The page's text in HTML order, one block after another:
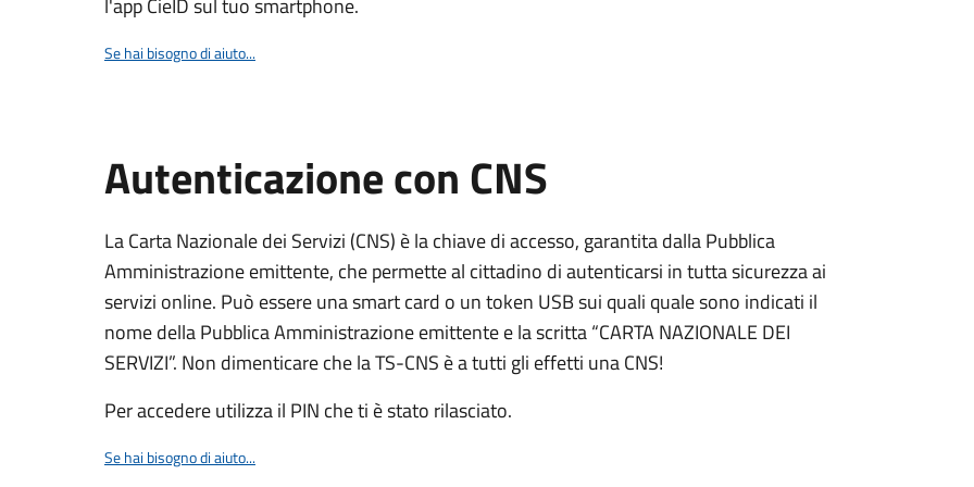
l'app CieID sul tuo smartphone.
Se hai bisogno di aiuto...
Autenticazione con CNS
La Carta Nazionale dei Servizi (CNS) è la chiave di accesso, garantita dalla Pubblica
Amministrazione emittente, che permette al cittadino di autenticarsi in tutta sicurezza ai
servizi online. Può essere una smart card o un token USB sui quali quale sono indicati il
nome della Pubblica Amministrazione emittente e la scritta “CARTA NAZIONALE DEI
SERVIZI”. Non dimenticare che la TS-CNS è a tutti gli effetti una CNS!
Per accedere utilizza il PIN che ti è stato rilasciato.
Se hai bisogno di aiuto...